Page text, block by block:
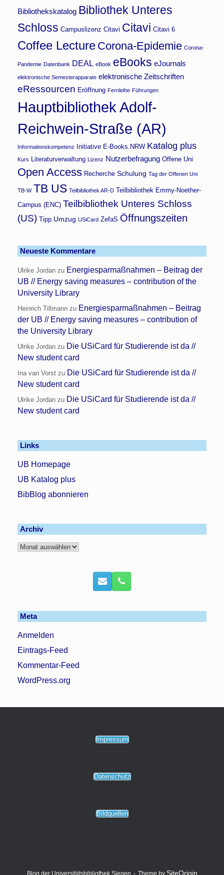
Bibliothekskatalog Bibliothek Unteres
Schloss Campuslizenz Citavi Citavi Citavi 6
Coffee Lecture Corona-Epidemie Corona-
Pandemie Datenbank DEAL eBook eBooks eJournals
elektronische Semesterapparate elektronische Zeitschriften
eRessourcen Eröffnung Fernleihe Führungen
Hauptbibliothek Adolf-
Reichwein-Straße (AR)
Informationskompetenz Initiative E-Books.NRW Katalog plus
Kurs Literaturverwaltung Lizenz Nutzerbefragung Offene Uni
Open Access Recherche Schulung Tag der Offenen Uni
TB-W TB US Teilbibliothek AR-D Teilbibliothek Emmy-Noether-
Campus (ENC) Teilbibliothek Unteres Schloss
(US)
Tipp Umzug USiCard ZefaS Öffnungszeiten
Neueste Kommentare
Ulrike Jordan zu Energiesparmaßnahmen – Beitrag der
UB // Energy saving measures – contribution of the
University Library
Heinrich Tillmann zu Energiesparmaßnahmen – Beitrag
der UB // Energy saving measures – contribution of
the University Library
Ulrike Jordan zu Die USiCard für Studierende ist da //
New student card
Ina van Vorst zu Die USiCard für Studierende ist da //
New student card
Ulrike Jordan zu Die USiCard für Studierende ist da //
New student card
Links
UB Homepage
UB Katalog plus
BibBlog abonnieren
Archiv
Archiv
Meta
Anmelden
Eintrags-Feed
Kommentar-Feed
WordPress.org
Impressum
Datenschutz
Bildquellen
Blog der Universitätsbibliothek Siegen Theme by SiteOrigin